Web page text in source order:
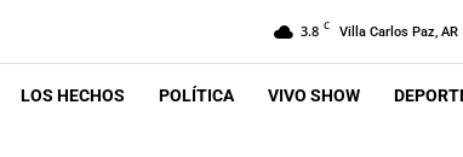
3.8 C Villa Carlos Paz, AR
LOS HECHOS POLÍTICA VIVO SHOW